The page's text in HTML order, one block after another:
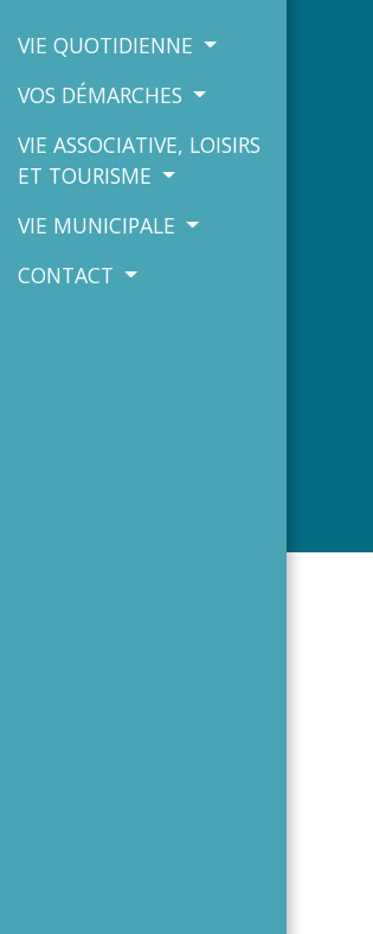
VIE QUOTIDIENNE
VOS DÉMARCHES
VIE ASSOCIATIVE, LOISIRS
ET TOURISME
VIE MUNICIPALE
CONTACT